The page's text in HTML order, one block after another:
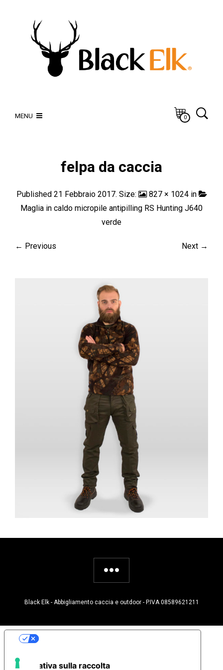
MENU 0
felpa da caccia
Published 21 Febbraio 2017. Size: 827 × 1024in
Maglia in caldo micropile antipilling RS Hunting J640
verde
← Previous Next →
Black Elk - Abbigliamento caccia e outdoor - P.IVA 08589621211
Informativa sulla raccolta
Le tue preferenze relative alla privacy